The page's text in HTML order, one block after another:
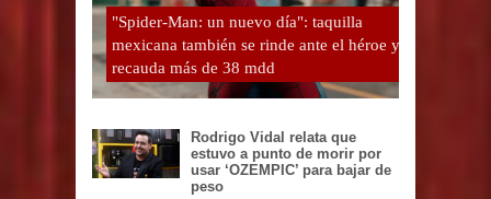
"Spider-Man: un nuevo día": taquilla
mexicana también se rinde ante el héroe y
recauda más de 38 mdd
Rodrigo Vidal relata que
estuvo a punto de morir por
usar ‘OZEMPIC’ para bajar de
peso